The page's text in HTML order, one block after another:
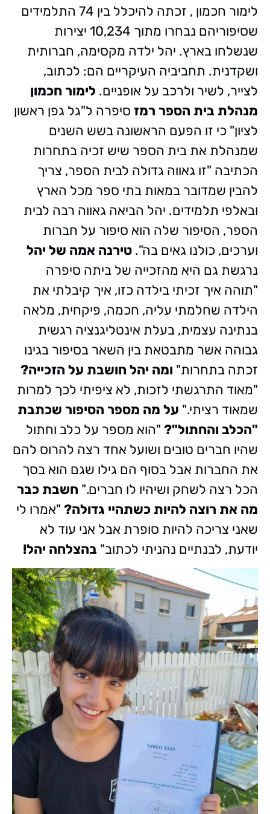
לימור חכמון , זכתה להיכלל בין 74 התלמידים
שסיפוריהם נבחרו מתוך 10,234 יצירות
שנשלחו בארץ. יהל ילדה מקסימה, חברותית
ושקדנית. תחביביה העיקריים הם: לכתוב,
לצייר, לשיר ולרכב על אופניים. לימור חכמון
מנהלת בית הספר רמז סיפרה ל"גל גפן ראשון
לציון" כי זו הפעם הראשונה בשש השנים
שמנהלת את בית הספר שיש זכיה בתחרות
הכתיבה "זו גאווה גדולה לבית הספר, צריך
להבין שמדובר במאות בתי ספר מכל הארץ
ובאלפי תלמידים. יהל הביאה גאווה רבה לבית
הספר, הסיפור שלה הוא סיפור על חברות
וערכים, כולנו גאים בה". טירנה אמה של יהל
נרגשת גם היא מהזכייה של ביתה סיפרה
"תוהה איך זכיתי בילדה כזו, איך קיבלתי את
הילדה שחלמתי עליה, חכמה, פיקחית, מלאה
בנתינה עצמית, בעלת אינטליגנציה רגשית
גבוהה אשר מתבטאת בין השאר בסיפור בגינו
זכתה בתחרות" ומה יהל חושבת על הזכייה?
"מאוד התרגשתי לזכות, לא ציפיתי לכך למרות
שמאוד רציתי." על מה מספר הסיפור שכתבת
"הכלב והחתול"? "הוא מספר על כלב וחתול
שהיו חברים טובים ושועל אחד רצה להרוס להם
את החברות אבל בסוף הם גילו שגם הוא בסך
הכל רצה לשחק ושיהיו לו חברים." חשבת כבר
מה את רוצה להיות כשתהיי גדולה? "אמרו לי
שאני צריכה להיות סופרת אבל אני עוד לא
יודעת, לבנתיים נהניתי לכתוב" בהצלחה יהל!